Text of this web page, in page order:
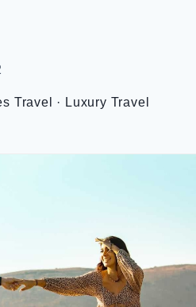
Travel · Luxury Travel